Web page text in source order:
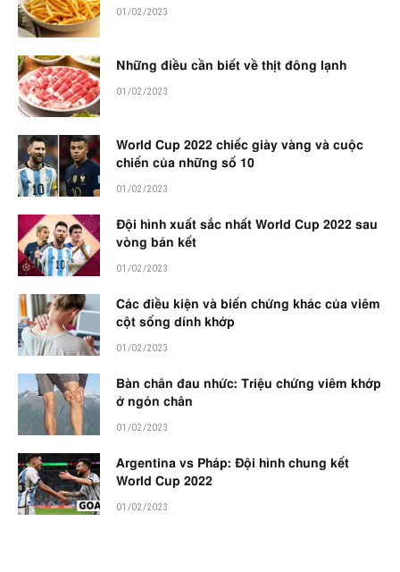
01/02/2023
Những điều cần biết về thịt đông lạnh
01/02/2023
World Cup 2022 chiếc giày vàng và cuộc
chiến của những số 10
01/02/2023
Đội hình xuất sắc nhất World Cup 2022 sau
vòng bán kết
01/02/2023
Các điều kiện và biến chứng khác của viêm
cột sống dính khớp
01/02/2023
Bàn chân đau nhức: Triệu chứng viêm khớp
ở ngón chân
01/02/2023
Argentina vs Pháp: Đội hình chung kết
World Cup 2022
01/02/2023